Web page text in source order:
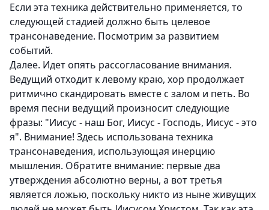
Если эта техника действительно применяется, то
следующей стадией должно быть целевое
трансонаведение. Посмотрим за развитием
событий.
Далее. Идет опять рассогласование внимания.
Ведущий отходит к левому краю, хор продолжает
ритмично скандировать вместе с залом и петь. Во
время песни ведущий произносит следующие
фразы: "Иисус - наш Бог, Иисус - Господь, Иисус - это
я". Внимание! Здесь использована техника
трансонаведения, использующая инерцию
мышления. Обратите внимание: первые два
утверждения абсолютно верны, а вот третья
является ложью, поскольку никто из ныне живущих